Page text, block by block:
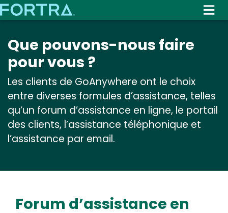
to
content
Que pouvons-nous faire
pour vous ?
Les clients de GoAnywhere ont le choix
entre diverses formules d’assistance, telles
qu’un forum d’assistance en ligne, le portail
des clients, l’assistance téléphonique et
l’assistance par email.
Forum d’assistance en